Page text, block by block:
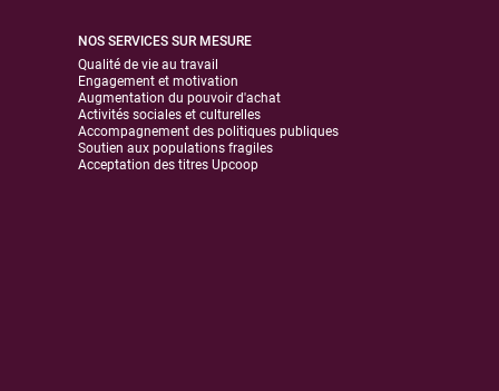
NOS SERVICES SUR MESURE
Qualité de vie au travail
Engagement et motivation
Augmentation du pouvoir d'achat
Activités sociales et culturelles
Accompagnement des politiques publiques
Soutien aux populations fragiles
Acceptation des titres Upcoop